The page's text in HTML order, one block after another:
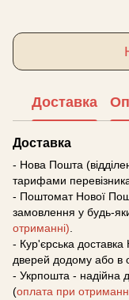
Доставка
Доставка
- Нова Пошта
тарифами
- Поштомат Нової
замовлення у будь-
отриманні).
- Кур'єрська
дверей додому або в
- Укрпошта - надійна
(оплата при